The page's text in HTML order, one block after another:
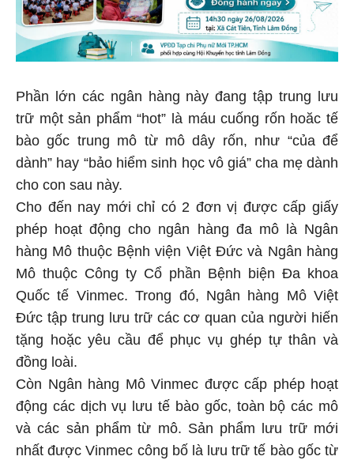
Phần lớn các ngân hàng này đang tập trung lưu
trữ một sản phẩm “hot” là máu cuống rốn hoăc tế
bào gốc trung mô từ mô dây rốn, như “của để
dành” hay “bảo hiểm sinh học vô giá” cha mẹ dành
cho con sau này.
Cho đến nay mới chỉ có 2 đơn vị được cấp giấy
phép hoạt động cho ngân hàng đa mô là Ngân
hàng Mô thuộc Bệnh viện Việt Đức và Ngân hàng
Mô thuộc Công ty Cổ phần Bệnh biện Đa khoa
Quốc tế Vinmec. Trong đó, Ngân hàng Mô Việt
Đức tập trung lưu trữ các cơ quan của người hiến
tặng hoặc yêu cầu để phục vụ ghép tự thân và
đồng loài.
Còn Ngân hàng Mô Vinmec được cấp phép hoạt
động các dịch vụ lưu tế bào gốc, toàn bộ các mô
và các sản phẩm từ mô. Sản phẩm lưu trữ mới
nhất được Vinmec công bố là lưu trữ tế bào gốc từ